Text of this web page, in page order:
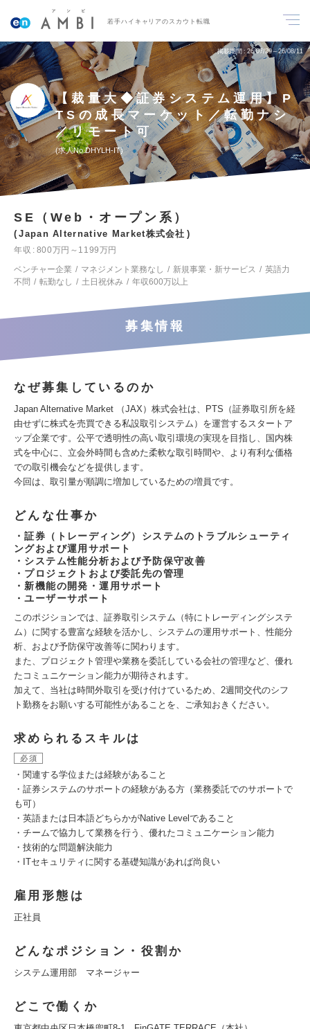
若手ハイキャリアのスカウト転職
掲載期間 26/07/29～26/08/11
【裁量大◆証券システム運用】P
TSの成長マーケット／転勤ナシ
／リモート可
求人No.DHYLH-IT
SE（Web・オープン系）
Japan Alternative Market株式会社
年収
800万円～1199万円
ベンチャー企業
マネジメント業務なし 新規事業・新サービス
英語力
不問
転勤なし 土日祝休み 年収600万以上
募集情報
なぜ募集しているのか
Japan Alternative Market （JAX）株式会社は、PTS（証券取引所を経
由せずに株式を売買できる私設取引システム）を運営するスタートア
ップ企業です。公平で透明性の高い取引環境の実現を目指し、国内株
式を中心に、立会外時間も含めた柔軟な取引時間や、より有利な価格
での取引機会などを提供します。
今回は、取引量が順調に増加しているための増員です。
どんな仕事か
・証券（トレーディング）システムのトラブルシューティ
ングおよび運用サポート
・システム性能分析および予防保守改善
・プロジェクトおよび委託先の管理
・新機能の開発・運用サポート
・ユーザーサポート
このポジションでは、証券取引システム（特にトレーディングシステ
ム）に関する豊富な経験を活かし、システムの運用サポート、性能分
析、および予防保守改善等に関わります。
また、プロジェクト管理や業務を委託している会社の管理など、優れ
たコミュニケーション能力が期待されます。
加えて、当社は時間外取引を受け付けているため、2週間交代のシフ
ト勤務をお願いする可能性があることを、ご承知おきください。
求められるスキルは
必須
・関連する学位または経験があること
・証券システムのサポートの経験がある方（業務委託でのサポートで
も可）
・英語または日本語どちらかがNative Levelであること
・チームで協力して業務を行う、優れたコミュニケーション能力
・技術的な問題解決能力
・ITセキュリティに関する基礎知識があれば尚良い
雇用形態は
正社員
どんなポジション・役割か
システム運用部 マネージャー
どこで働くか